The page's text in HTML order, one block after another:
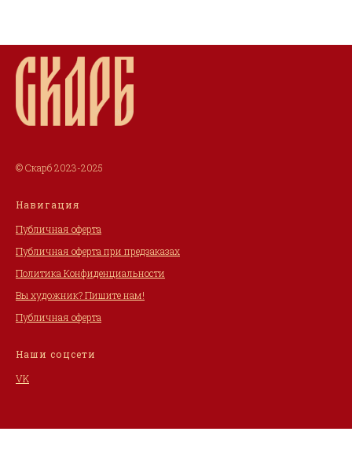
© Скарб 2023-2025
Навигация
Публичная оферта
Публичная оферта при предзаказах
Политика Конфиденциальности
Вы художник? Пишите нам!
Публичная оферта
Наши соцсети
VK